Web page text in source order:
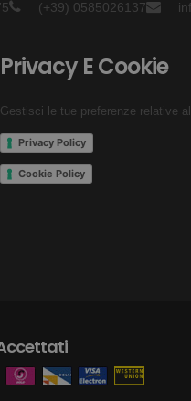
(+39) 0585026137
Privacy E Cookie
Gestisci le tue preferenze relative
Privacy Policy
Cookie Policy